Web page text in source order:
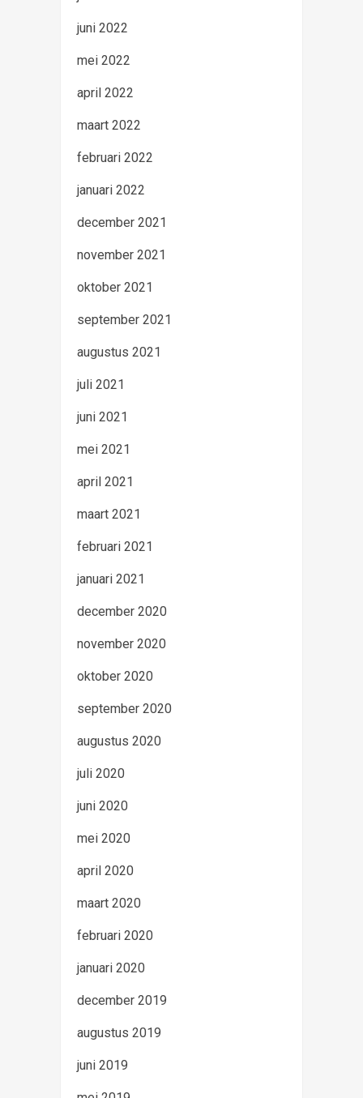
juni 2022
mei 2022
april 2022
maart 2022
februari 2022
januari 2022
december 2021
november 2021
oktober 2021
september 2021
augustus 2021
juli 2021
juni 2021
mei 2021
april 2021
maart 2021
februari 2021
januari 2021
december 2020
november 2020
oktober 2020
september 2020
augustus 2020
juli 2020
juni 2020
mei 2020
april 2020
maart 2020
februari 2020
januari 2020
december 2019
augustus 2019
juni 2019